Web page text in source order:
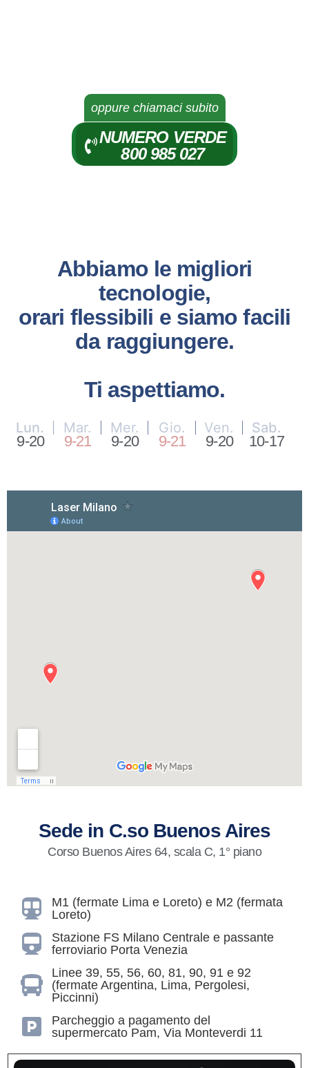
oppure chiamaci subito
NUMERO VERDE
800 985 027
Abbiamo le migliori
tecnologie,
orari flessibili e siamo facili
da raggiungere.
Ti aspettiamo.
Lun. Mar. Mer. Gio. Ven. Sab.
9-20 9-21 9-20 9-21 9-20 10-17
Sede in C.so Buenos Aires
Corso Buenos Aires 64, scala C, 1° piano
M1 (fermate Lima e Loreto) e M2 (fermata
Loreto)
Stazione FS Milano Centrale e passante
ferroviario Porta Venezia
Linee 39, 55, 56, 60, 81, 90, 91 e 92
(fermate Argentina, Lima, Pergolesi,
Piccinni)
Parcheggio a pagamento del
supermercato Pam, Via Monteverdi 11